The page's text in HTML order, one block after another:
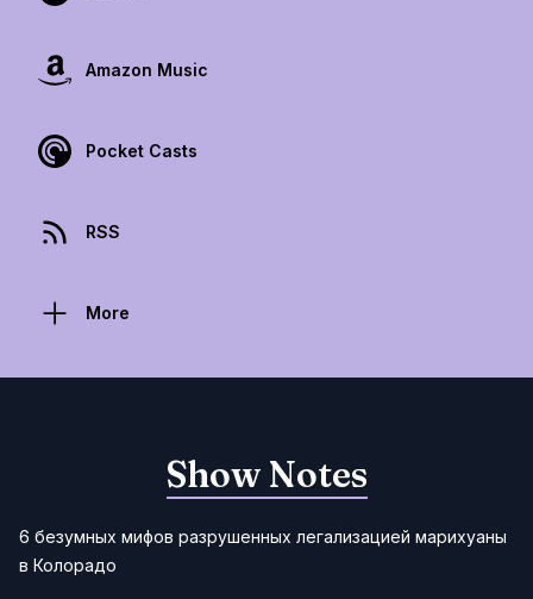
Amazon Music
Pocket Casts
RSS
More
Show Notes
6 безумных мифов разрушенных легализацией марихуаны
в Колорадо